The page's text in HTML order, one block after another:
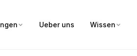
Ueber uns Wissen